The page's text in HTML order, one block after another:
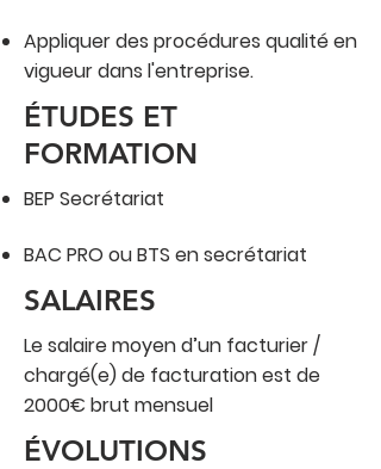
Appliquer des procédures qualité en
vigueur dans l'entreprise.
ÉTUDES ET
FORMATION
BEP Secrétariat
BAC PRO ou BTS en secrétariat
SALAIRES
Le salaire moyen d’un facturier /
chargé(e) de facturation est de
2000€ brut mensuel
ÉVOLUTIONS